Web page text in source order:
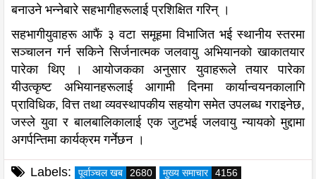
बनाउने भन्नेबारे सहभागीहरूलाई प्रशिक्षित गरिन् ।
सहभागीयुवाहरू आफैं ३ वटा समूहमा विभाजित भई स्थानीय स्तरमा
सञ्चालन गर्न सकिने सिर्जनात्मक जलवायु अभियानको खाकातयार
पारेका थिए । आयोजकका अनुसार युवाहरूले तयार पारेका
यीउत्कृष्ट अभियानहरूलाई आगामी दिनमा कार्यान्वयनकालागि
प्राविधिक, वित्त तथा व्यवस्थापकीय सहयोग समेत उपलब्ध गराइनेछ,
जस्ले युवा र बालबालिकालाई एक जुटभई जलवायु न्यायको मुद्दामा
अगर्पन्तिमा कार्यक्रम गर्नेछन ।
Labels: पूर्वाञ्चल खब 2680 मुख्य समाचार 4156